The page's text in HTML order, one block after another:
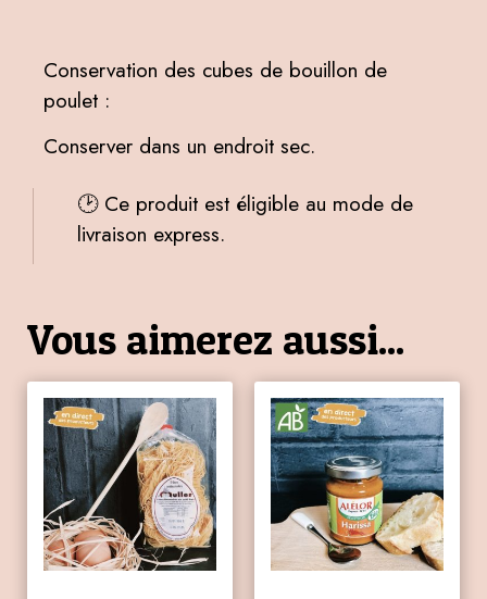
Conservation des cubes de bouillon de
poulet :
Conserver dans un endroit sec.
🕑 Ce produit est éligible au mode de
livraison express.
Vous aimerez aussi...